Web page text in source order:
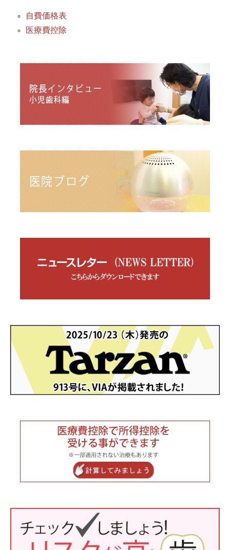
自費価格表
医療費控除